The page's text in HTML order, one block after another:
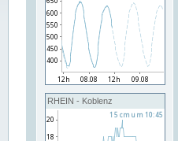
RHEIN - Koblenz